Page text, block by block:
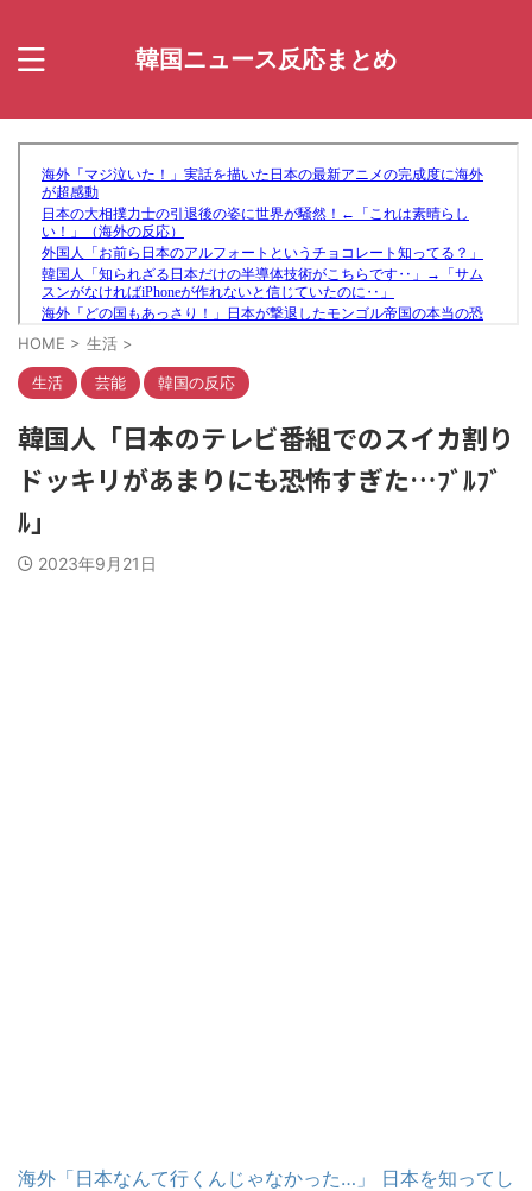
韓国ニュース反応まとめ
HOME > 生活 >
生活 芸能 韓国の反応
韓国人「日本のテレビ番組でのスイカ割り
ドッキリがあまりにも恐怖すぎた…ﾌﾞﾙﾌﾞ
ﾙ」
2023年9月21日
海外「日本なんて行くんじゃなかった…」 日本を知ってし